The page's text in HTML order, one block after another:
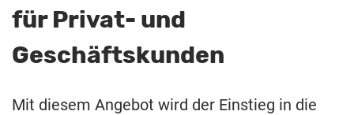
für Privat- und
Geschäftskunden
Mit diesem Angebot wird der Einstieg in die